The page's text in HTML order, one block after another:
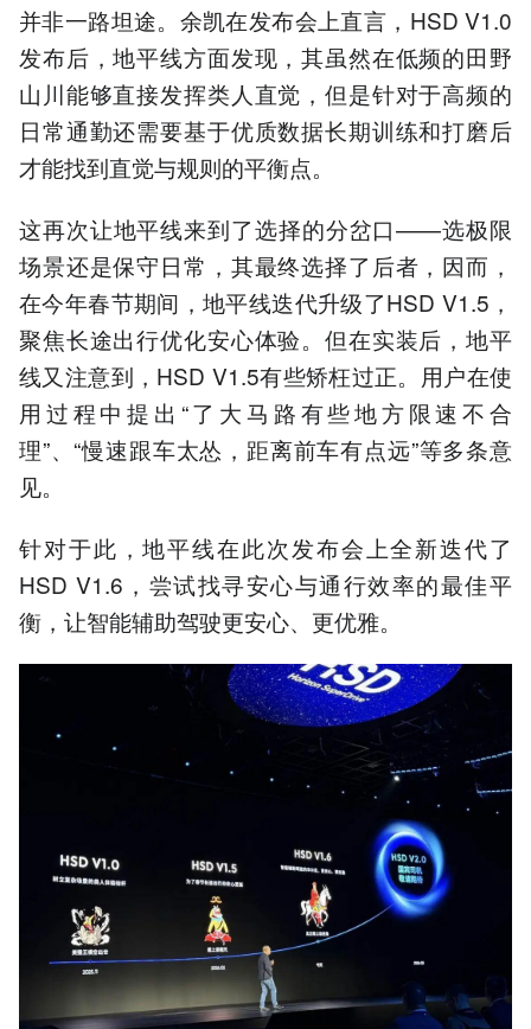
并非一路坦途。余凯在发布会上直言，HSD V1.0
发布后，地平线方面发现，其虽然在低频的田野
山川能够直接发挥类人直觉，但是针对于高频的
日常通勤还需要基于优质数据长期训练和打磨后
才能找到直觉与规则的平衡点。
这再次让地平线来到了选择的分岔口——选极限
场景还是保守日常，其最终选择了后者，因而，
在今年春节期间，地平线迭代升级了HSD V1.5，
聚焦长途出行优化安心体验。但在实装后，地平
线又注意到，HSD V1.5有些矫枉过正。用户在使
用过程中提出“了大马路有些地方限速不合
理”、“慢速跟车太怂，距离前车有点远”等多条意
见。
针对于此，地平线在此次发布会上全新迭代了
HSD V1.6，尝试找寻安心与通行效率的最佳平
衡，让智能辅助驾驶更安心、更优雅。